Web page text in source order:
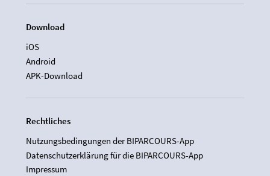
Download
iOS
Android
APK-Download
Rechtliches
Nutzungsbedingungen der BIPARCOURS-App
Datenschutzerklärung für die BIPARCOURS-App
Impressum